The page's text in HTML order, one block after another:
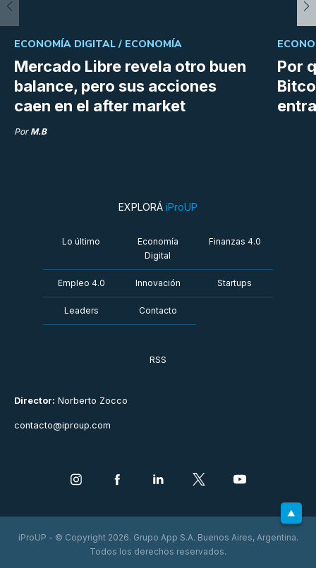
Mercado Libre revela otro buen
balance, pero sus acciones
caen en el after market
ECONOMÍA DIGITAL / ECONOMÍA
Por M.B
Por
Director: Norberto Zocco
contacto@iproup.com
EXPLORÁ iProUP
Lo último
Economía
Digital
Finanzas 4.0
Empleo 4.0 Innovación Startups
Leaders Contacto
RSS
iProUP - © Copyright 2026. Grupo App S.A. Buenos Aires, Argentina.
Todos los derechos reservados.